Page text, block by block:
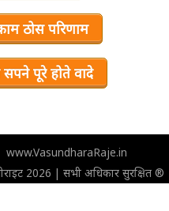
ठोस परिणाम
पूरे होते वादे
www.VasundharaRaje.in
2026 | सभी अधिकार सुरक्षित ®